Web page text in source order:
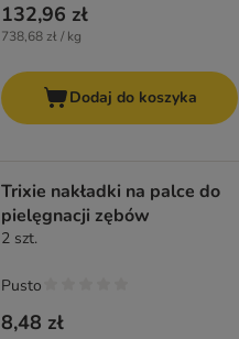
132,96 zł
738,68 zł / kg
Dodaj do koszyka
Trixie nakładki na palce do
pielęgnacji zębów
2 szt.
8,48 zł
Pusto